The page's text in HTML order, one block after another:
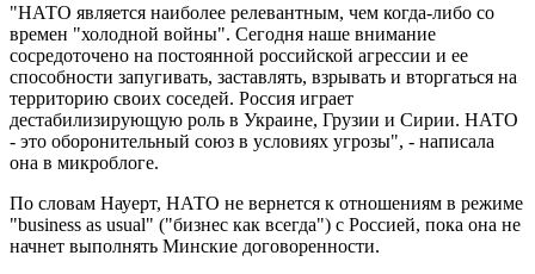
"НАТО является наиболее релевантным, чем когда-либо со
времен "холодной войны". Сегодня наше внимание
сосредоточено на постоянной российской агрессии и ее
способности запугивать, заставлять, взрывать и вторгаться на
территорию своих соседей. Россия играет
дестабилизирующую роль в Украине, Грузии и Сирии. НАТО
- это оборонительный союз в условиях угрозы", - написала
она в микроблоге.
По словам Науерт, НАТО не вернется к отношениям в режиме
"business as usual" ("бизнес как всегда") с Россией, пока она не
начнет выполнять Минские договоренности.